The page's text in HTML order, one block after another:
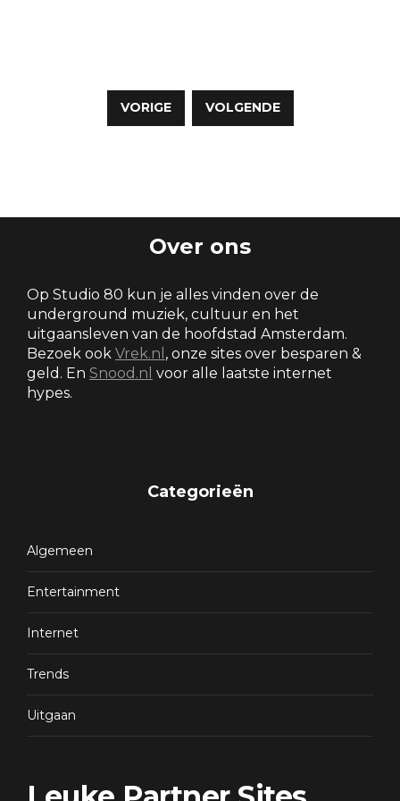
paginering
VORIGE VOLGENDE
Over ons
Op Studio 80 kun je alles vinden over de
underground muziek, cultuur en het
uitgaansleven van de hoofdstad Amsterdam.
Bezoek ook Vrek.nl , onze sites over besparen &
geld. En Snood.nl voor alle laatste internet
hypes.
Categorieën
Algemeen
Entertainment
Internet
Trends
Uitgaan